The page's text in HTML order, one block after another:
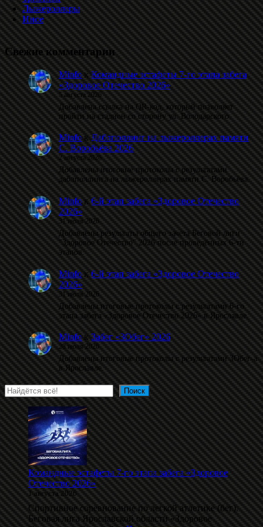
Лыжероллеры
Иное
Свежие комментарии
MinfoкКомандные эстафеты 7-го этапа забега
«Здоровое Отечество 2026»
5 августа 2026
Добавлена ссылка на QR-код, который позволяет
пройти на стадион со сторону ул. Володарского.
MinfoкДаблполлинг на лыжероллерах памяти
С. Воробьёва 2026
2 августа 2026
Добавлены итоговые протоколы с результатами
даблполлинга на лыжероллерах памяти С. Воробьёва.
Minfoк6-й этап забега «Здоровое Отечество
2026»
31 июля 2026
Добавлены результаты общего зачета Беговой лиги
"Здоровое Отечество" 2026 после проведённых 6-ти
этапов.
Minfoк6-й этап забега «Здоровое Отечество
2026»
31 июля 2026
Добавлены итоговые протоколы с результатами 6-го
этапа забега «Здоровое Отечество 2026» в Ярославле.
MinfoкЗабег «ЗОбег» 2026
28 июля 2026
Добавлены итоговые протоколы с результатами ЗОбег-а
в Ярославле.
Поиск Поиск
Командные эстафеты 7-го этапа забега «Здоровое
Отечество 2026»
1 августа 2026
Спортивное соревнование по легкой атлетике (бег).
Беговая лига Ярославской области «Здоровое